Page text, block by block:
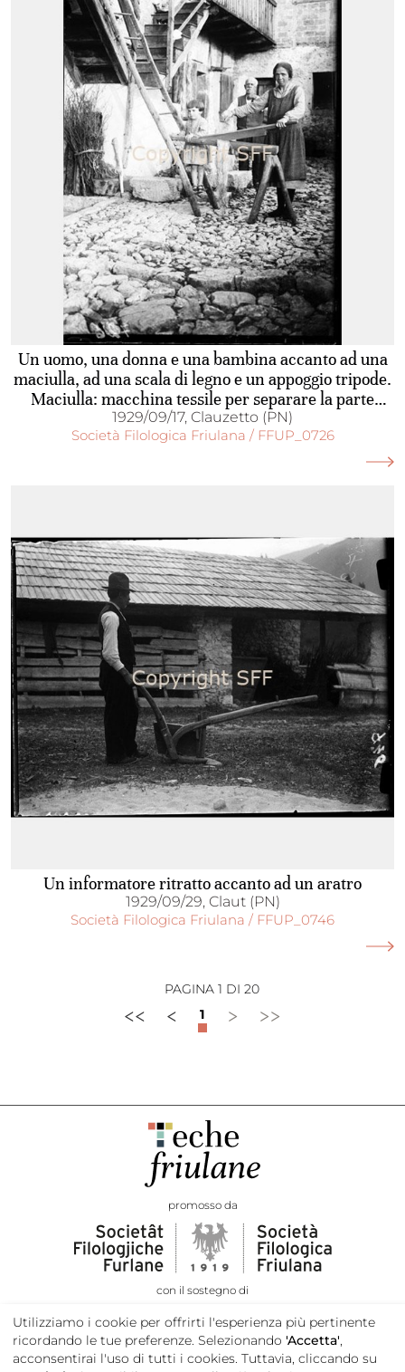
Un uomo, una donna e una bambina accanto ad una
maciulla, ad una scala di legno e un appoggio tripode.
Maciulla: macchina tessile per separare la parte
legnosa dei vegetali da quella fibrosa a quella
utilizzabili per la filatura, formata, in passato, da due
1929/09/17, Clauzetto (PN)
Società Filologica Friulana / FFUP_0726
Un informatore ritratto accanto ad un aratro
1929/09/29, Claut (PN)
Società Filologica Friulana / FFUP_0746
<< < 1 > >>
PAGINA 1 DI 20
promosso da
con il sostegno di
Utilizziamo i cookie per offrirti l'esperienza più pertinente
ricordando le tue preferenze. Selezionando 'Accetta',
acconsentirai l'uso di tutti i cookies. Tuttavia, cliccando su